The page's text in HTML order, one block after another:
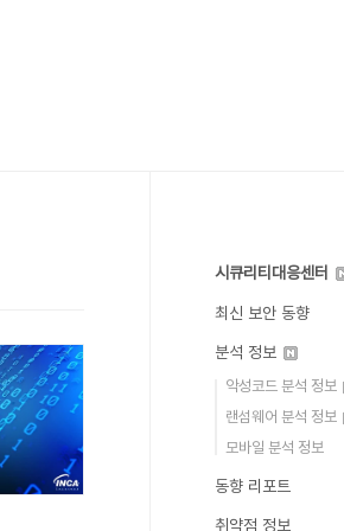
시큐리티대응센터
최신 보안 동향
분석 정보
악성코드 분석 정보
랜섬웨어 분석 정보
모바일 분석 정보
동향 리포트
취약점 정보